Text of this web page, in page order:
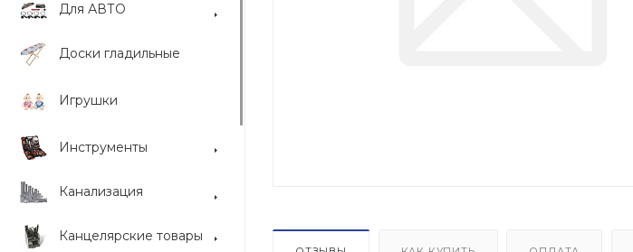
Для АВТО
Доски гладильные
Игрушки
Инструменты
Канализация
Канцелярские товары